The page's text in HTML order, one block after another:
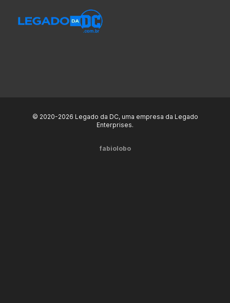
© 2020-2026 Legado da DC, uma empresa da Legado
Enterprises.
fabiolobo